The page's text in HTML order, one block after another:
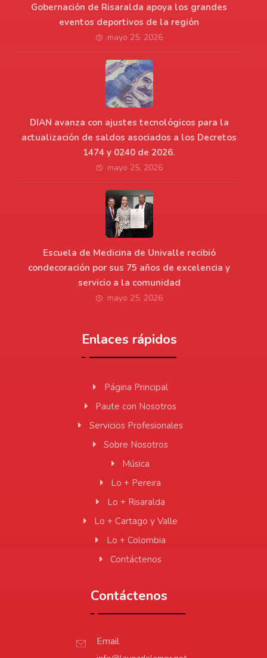
Gobernación de Risaralda apoya los grandes
eventos deportivos de la región
mayo 25, 2026
DIAN avanza con ajustes tecnológicos para la
actualización de saldos asociados a los Decretos
1474 y 0240 de 2026.
mayo 25, 2026
Escuela de Medicina de Univalle recibió
condecoración por sus 75 años de excelencia y
servicio a la comunidad
mayo 25, 2026
Enlaces rápidos
Página Principal
Paute con Nosotros
Servicios Profesionales
Sobre Nosotros
Música
Lo + Pereira
Lo + Risaralda
Lo + Cartago y Valle
Lo + Colombia
Contáctenos
Contáctenos
Email